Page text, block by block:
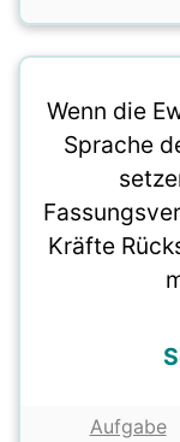
Wenn die
Sprache
Kräfte
Aufgabe